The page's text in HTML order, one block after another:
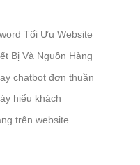
Tối Ưu Website
Bị Và Nguồn Hàng
chatbot đơn thuần
hiểu khách
trên website